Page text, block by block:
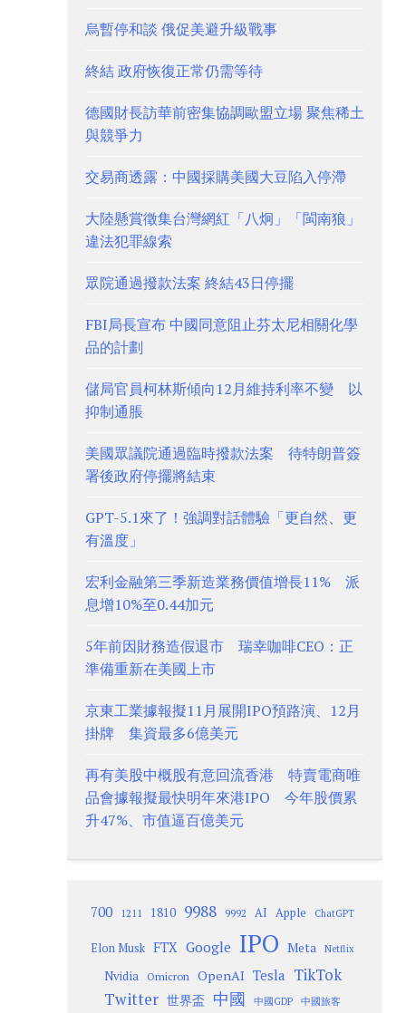
烏暫停和談 俄促美避升級戰事
終結 政府恢復正常仍需等待
德國財長訪華前密集協調歐盟立場 聚焦稀土
與競爭力
交易商透露：中國採購美國大豆陷入停滯
大陸懸賞徵集台灣網紅「八炯」「閩南狼」
違法犯罪線索
眾院通過撥款法案 終結43日停擺
FBI局長宣布 中國同意阻止芬太尼相關化學
品的計劃
儲局官員柯林斯傾向12月維持利率不變 以
抑制通脹
美國眾議院通過臨時撥款法案 待特朗普簽
署後政府停擺將結束
GPT-5.1來了！強調對話體驗「更自然、更
有溫度」
宏利金融第三季新造業務價值增長11% 派
息增10%至0.44加元
5年前因財務造假退市 瑞幸咖啡CEO：正
準備重新在美國上市
京東工業據報擬11月展開IPO預路演、12月
掛牌 集資最多6億美元
再有美股中概股有意回流香港 特賣電商唯
品會據報擬最快明年來港IPO 今年股價累
升47%、市值逼百億美元
700 1211 1810 9988 9992 AI Apple ChatGPT
Elon Musk FTX Google IPO Meta Netflix
Nvidia Omicron OpenAI Tesla TikTok
Twitter 世界盃 中國 中國GDP 中國旅客